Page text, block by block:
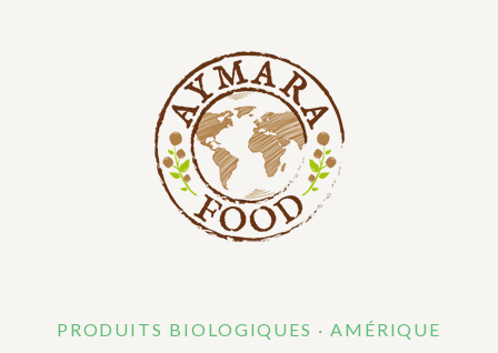
PRODUITS BIOLOGIQUES · AMÉRIQUE